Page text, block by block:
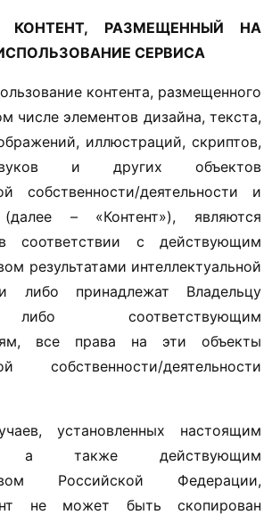
РАЗМЕЩЕННЫЙ НА
СЕРВИСА
контента, размещенного
числе элементов дизайна, текста,
иллюстраций, скриптов,
и других объектов
собственности/деятельности и
– «Контент»), являются
соответствии с действующим
результатами интеллектуальной
либо принадлежат Владельцу
соответствующим
все права на эти объекты
собственности/деятельности
установленных настоящим
а также действующим
Российской Федерации,
не может быть скопирован